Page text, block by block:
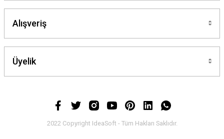
Alışveriş
Üyelik
2022 Copyright IdeaSoft - Tüm Hakları Saklıdır.